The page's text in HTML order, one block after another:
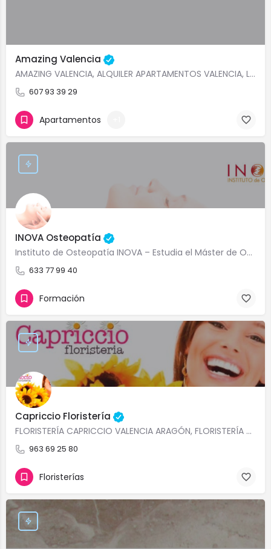
Amazing Valencia
AMAZING VALENCIA, ALQUILER APARTAMENTOS VALENCIA, LUXURY FLATS FOR RENT VALENCIA, APARTMENT VALENCIA CENTRE…
607 93 39 29
Apartamentos
INOVA Osteopatía
Instituto de Osteopatía INOVA – Estudia el Máster de Osteopatía El Instituto de Osteopatía INOVA es el…
633 77 99 40
Formación
Capriccio Floristería
FLORISTERÍA CAPRICCIO VALENCIA ARAGÓN, FLORISTERÍA VALENCIA CENTRO CON SERVICIO A…
963 69 25 80
Floristerías